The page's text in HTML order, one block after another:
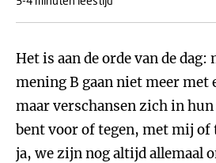
Het is aan de orde van de dag:
mening B gaan niet meer met
maar verschansen zich in hun
bent voor of tegen, met mij
ja, we zijn nog altijd allemaal